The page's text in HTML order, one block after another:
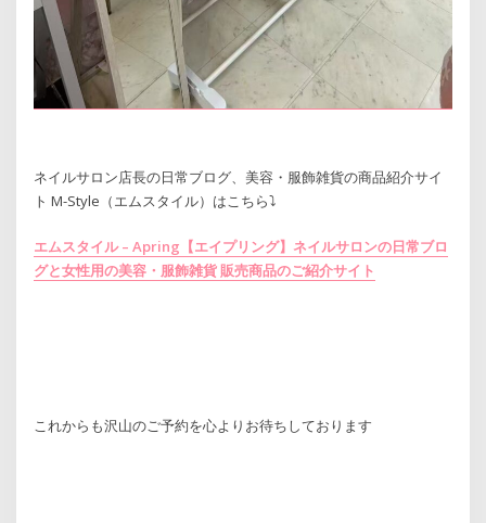
ネイルサロン店長の日常ブログ、美容・服飾雑貨の商品紹介サイ
ト M-Style（エムスタイル）はこちら⤵
エムスタイル – Apring【エイプリング】ネイルサロンの日常ブロ
グと女性用の美容・服飾雑貨 販売商品のご紹介サイト
これからも沢山のご予約を心よりお待ちしております